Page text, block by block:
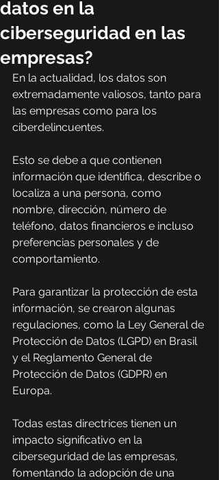
datos en la
ciberseguridad en las
empresas?
En la actualidad, los datos son
extremadamente valiosos, tanto para
las empresas como para los
ciberdelincuentes.
Esto se debe a que contienen
información que identifica, describe o
localiza a una persona, como
nombre, dirección, número de
teléfono, datos financieros e incluso
preferencias personales y de
comportamiento.
Para garantizar la protección de esta
información, se crearon algunas
regulaciones, como la Ley General de
Protección de Datos (LGPD) en Brasil
y el Reglamento General de
Protección de Datos (GDPR) en
Europa.
Todas estas directrices tienen un
impacto significativo en la
ciberseguridad de las empresas,
fomentando la adopción de una